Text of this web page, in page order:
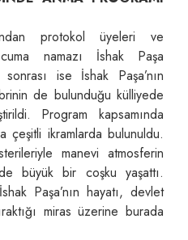
protokol üyeleri ve
cuma namazı İshak Paşa
ise İshak Paşa’nın
de bulunduğu külliyede
Program kapsamında
çeşitli ikramlarda bulunuldu.
manevi atmosferin
büyük bir coşku yaşattı.
Paşa’nın hayatı, devlet
miras üzerine burada